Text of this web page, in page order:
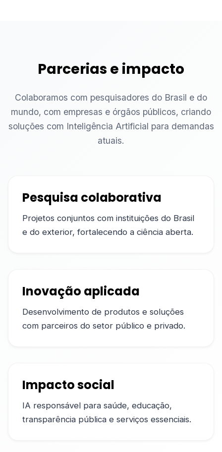
Parcerias e impacto
Colaboramos com pesquisadores do Brasil e do
mundo, com empresas e órgãos públicos, criando
soluções com Inteligência Artificial para demandas
atuais.
Pesquisa colaborativa
Projetos conjuntos com instituições do Brasil
e do exterior, fortalecendo a ciência aberta.
Inovação aplicada
Desenvolvimento de produtos e soluções
com parceiros do setor público e privado.
Impacto social
IA responsável para saúde, educação,
transparência pública e serviços essenciais.